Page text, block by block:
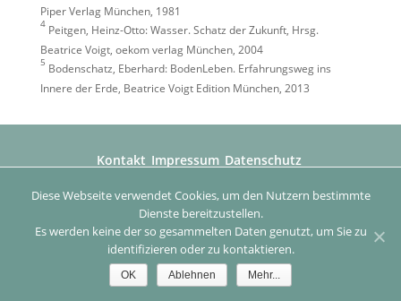
Piper Verlag München, 1981
4 Peitgen, Heinz-Otto: Wasser. Schatz der Zukunft, Hrsg.
Beatrice Voigt, oekom verlag München, 2004
5 Bodenschatz, Eberhard: BodenLeben. Erfahrungsweg ins
Innere der Erde, Beatrice Voigt Edition München, 2013
Kontakt Impressum Datenschutz
© 2026 - Beatrice Voigt Kunst und Kulturprojekte & Edition
Diese Webseite verwendet Cookies, um den Nutzern bestimmte
Dienste bereitzustellen.
Es werden keine der so gesammelten Daten genutzt, um Sie zu
identifizieren oder zu kontaktieren.
OK Ablehnen Mehr...